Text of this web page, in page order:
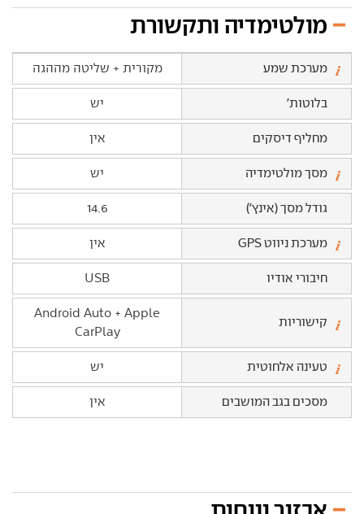
מולטימדיה ותקשורת
מערכת שמע מקורית + שליטה מההגה
בלוטות' יש
מחליף דיסקים אין
מסך מולטימדיה יש
גודל מסך (אינץ') 14.6
מערכת ניווט GPS אין
חיבורי אודיו USB
קישוריות
Android Auto + Apple
CarPlay
טעינה אלחוטית יש
מסכים בגב המושבים אין